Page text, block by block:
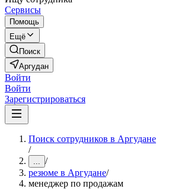
Сервисы
Помощь
Ещё
Поиск
Аргудан
Войти
Войти
Зарегистрироваться
Поиск сотрудников в Аргудане
/
... /
резюме в Аргудане/
менеджер по продажам